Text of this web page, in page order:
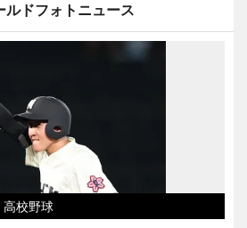
ルドフォトニュース
校野球